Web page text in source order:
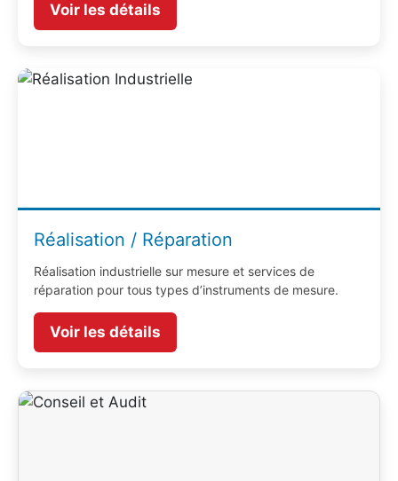
Voir les détails
Réalisation / Réparation
Réalisation industrielle sur mesure et services de
réparation pour tous types d’instruments de mesure.
Voir les détails